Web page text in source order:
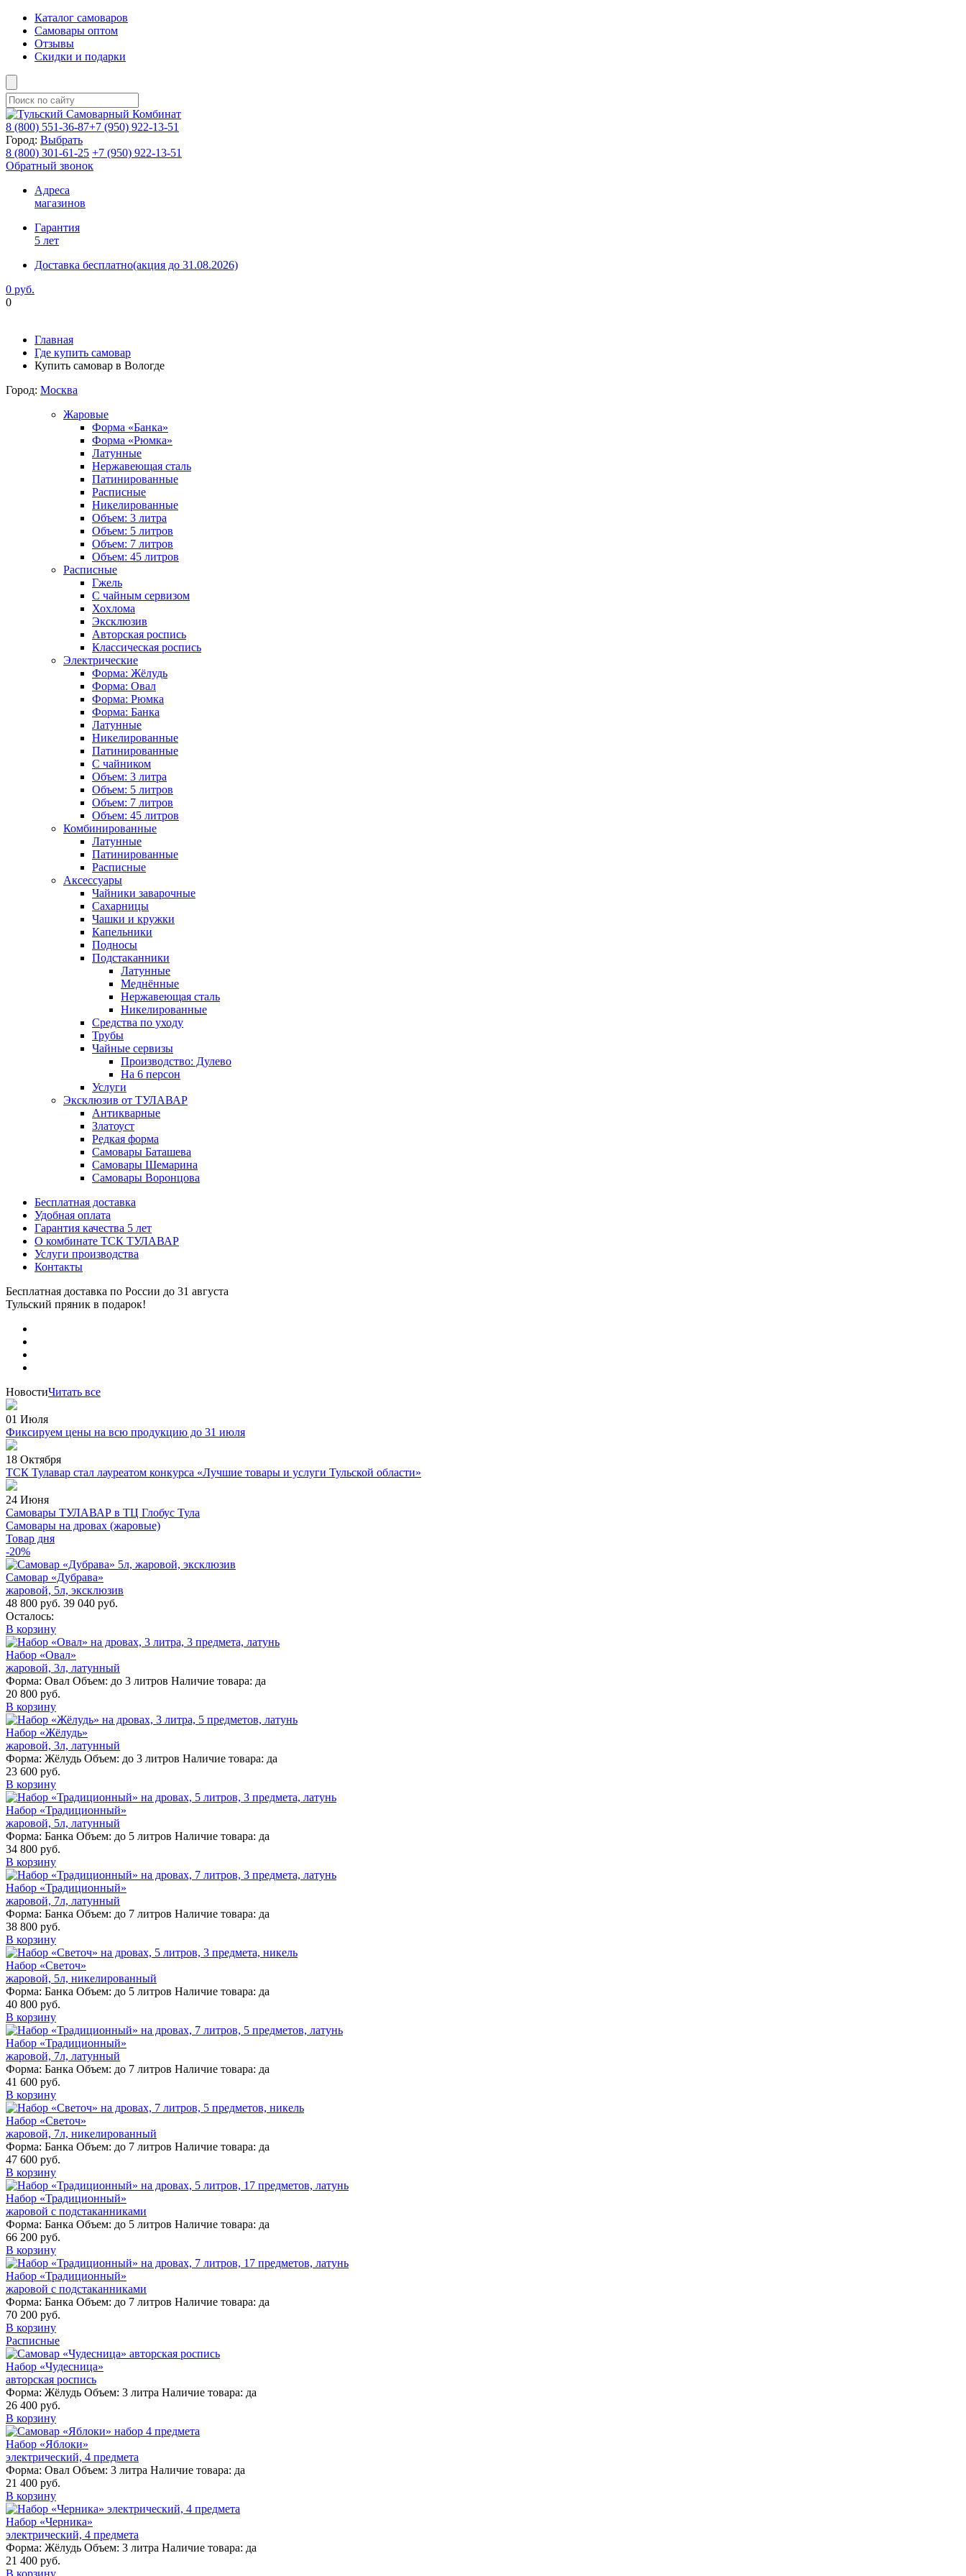
Каталог самоваров
Самовары оптом
Отзывы
Скидки и подарки
8 (800) 551-36-87+7 (950) 922-13-51
Город: Выбрать
8 (800) 301-61-25 +7 (950) 922-13-51
Обратный звонок
Адреса
магазинов
Гарантия
5 лет
Доставка бесплатно(акция до 31.08.2026)
0 руб.
0
Главная
Где купить самовар
Купить самовар в Вологде
Город: Москва
Жаровые
Форма «Банка»
Форма «Рюмка»
Латунные
Нержавеющая сталь
Патинированные
Расписные
Никелированные
Объем: 3 литра
Объем: 5 литров
Объем: 7 литров
Объем: 45 литров
Расписные
Гжель
С чайным сервизом
Хохлома
Эксклюзив
Авторская роспись
Классическая роспись
Электрические
Форма: Жёлудь
Форма: Овал
Форма: Рюмка
Форма: Банка
Латунные
Никелированные
Патинированные
С чайником
Объем: 3 литра
Объем: 5 литров
Объем: 7 литров
Объем: 45 литров
Комбинированные
Латунные
Патинированные
Расписные
Аксессуары
Чайники заварочные
Сахарницы
Чашки и кружки
Капельники
Подносы
Подстаканники
Латунные
Меднённые
Нержавеющая сталь
Никелированные
Средства по уходу
Трубы
Чайные сервизы
Производство: Дулево
На 6 персон
Услуги
Эксклюзив от ТУЛАВАР
Антикварные
Златоуст
Редкая форма
Самовары Баташева
Самовары Шемарина
Самовары Воронцова
Бесплатная доставка
Удобная оплата
Гарантия качества 5 лет
О комбинате ТСК ТУЛАВАР
Услуги производства
Контакты
Бесплатная доставка по России до 31 августа
Тульский пряник в подарок!
НовостиЧитать все
01 Июля
Фиксируем цены на всю продукцию до 31 июля
18 Октября
ТСК Тулавар стал лауреатом конкурса «Лучшие товары и услуги Тульской области»
24 Июня
Самовары ТУЛАВАР в ТЦ Глобус Тула
Самовары на дровах (жаровые)
Товар дня
-20%
Самовар «Дубрава»
жаровой, 5л, эксклюзив
48 800 руб. 39 040 руб.
Осталось:
В корзину
Набор «Овал»
жаровой, 3л, латунный
Форма: Овал Объем: до 3 литров Наличие товара: да
20 800 руб.
В корзину
Набор «Жёлудь»
жаровой, 3л, латунный
Форма: Жёлудь Объем: до 3 литров Наличие товара: да
23 600 руб.
В корзину
Набор «Традиционный»
жаровой, 5л, латунный
Форма: Банка Объем: до 5 литров Наличие товара: да
34 800 руб.
В корзину
Набор «Традиционный»
жаровой, 7л, латунный
Форма: Банка Объем: до 7 литров Наличие товара: да
38 800 руб.
В корзину
Набор «Светоч»
жаровой, 5л, никелированный
Форма: Банка Объем: до 5 литров Наличие товара: да
40 800 руб.
В корзину
Набор «Традиционный»
жаровой, 7л, латунный
Форма: Банка Объем: до 7 литров Наличие товара: да
41 600 руб.
В корзину
Набор «Светоч»
жаровой, 7л, никелированный
Форма: Банка Объем: до 7 литров Наличие товара: да
47 600 руб.
В корзину
Набор «Традиционный»
жаровой с подстаканниками
Форма: Банка Объем: до 5 литров Наличие товара: да
66 200 руб.
В корзину
Набор «Традиционный»
жаровой с подстаканниками
Форма: Банка Объем: до 7 литров Наличие товара: да
70 200 руб.
В корзину
Расписные
Набор «Чудесница»
авторская роспись
Форма: Жёлудь Объем: 3 литра Наличие товара: да
26 400 руб.
В корзину
Набор «Яблоки»
электрический, 4 предмета
Форма: Овал Объем: 3 литра Наличие товара: да
21 400 руб.
В корзину
Набор «Черника»
электрический, 4 предмета
Форма: Жёлудь Объем: 3 литра Наличие товара: да
21 400 руб.
В корзину